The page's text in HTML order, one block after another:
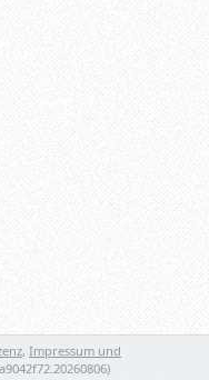
, Impressum und
)